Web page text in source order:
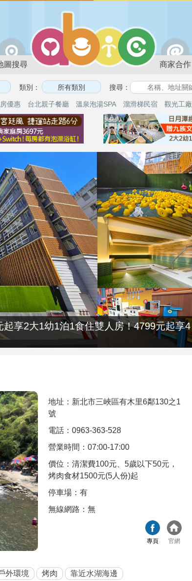
圖搜尋 商家合作
類別： 搜尋：
優惠 台北親子餐廳 溫泉泡湯SPA 溜滑梯民宿 觀光工廠
享2大1幼1泊1食住雙人房！4799元起享4
地址：新北市三峽區有木里6鄰130之1
號
電話：0963-363-528
營業時間：07:00-17:00
價位：清潔費100元、5歲以下50元，
烤肉食材1500元(5人份)起
停車場：有
無線網路：無
專頁 官網
外環境 烤肉 靠近水湖海邊